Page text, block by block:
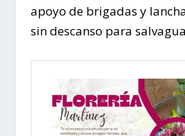
apoyo de brigadas y
sin descanso para